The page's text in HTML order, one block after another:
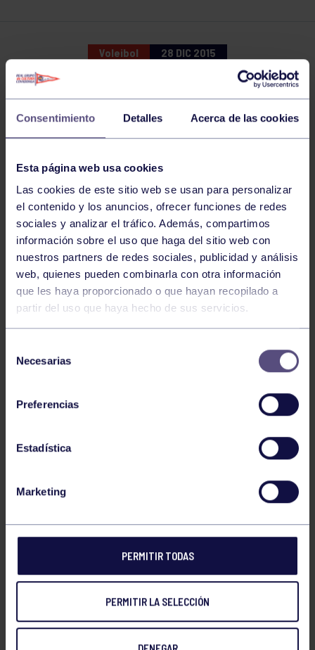
Consentimiento Detalles Acerca de las cookies
Esta página web usa cookies
Las cookies de este sitio web se usan para personalizar
el contenido y los anuncios, ofrecer funciones de redes
sociales y analizar el tráfico. Además, compartimos
información sobre el uso que haga del sitio web con
nuestros partners de redes sociales, publicidad y análisis
web, quienes pueden combinarla con otra información
que les haya proporcionado o que hayan recopilado a
partir del uso que haya hecho de sus servicios.
Necesarias
Preferencias
Estadística
Marketing
PERMITIR TODAS
PERMITIR LA SELECCIÓN
Voleibol 28 DIC 2015
Voleibol 27 Abr 2026